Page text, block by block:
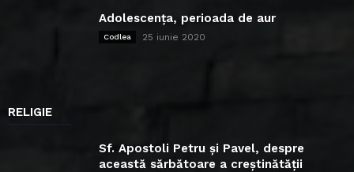
Adolescența, perioada de aur
Codlea 25 iunie 2020
RELIGIE
Sf. Apostoli Petru și Pavel, despre
această sărbătoare a creștinătății